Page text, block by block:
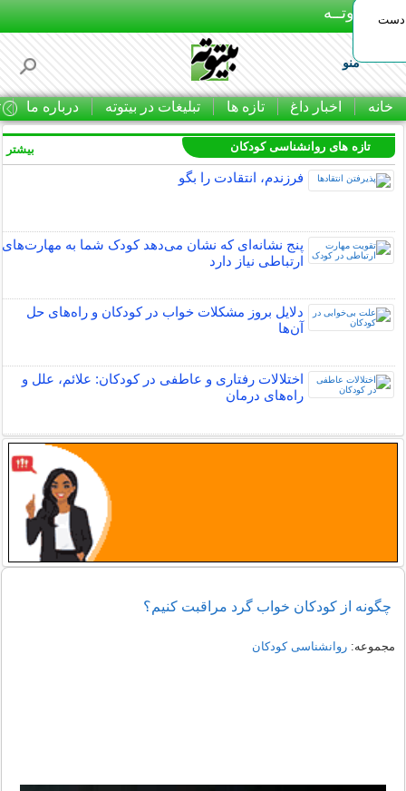
بـیتوتــه
منو
خانه اخبار داغ تازه ها تبلیغات در بیتوته درباره ما
دست
تازه های روانشناسی کودکان
فرزندم، انتقادت را بگو
پنج نشانه‌ای که نشان می‌دهد کودک شما به مهارت‌های
ارتباطی نیاز دارد
دلایل بروز مشکلات خواب در کودکان و راه‌های حل
آن‌ها
اختلالات رفتاری و عاطفی در کودکان: علائم، علل و
راه‌های درمان
بیشتر
چگونه از کودکان خواب گرد مراقبت کنیم؟
مجموعه:روانشناسی کودکان